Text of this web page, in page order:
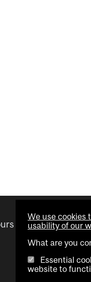
Liens utiles
Dates
Répertoire des
We use cookies
usability of our
What are you
Essential
website to